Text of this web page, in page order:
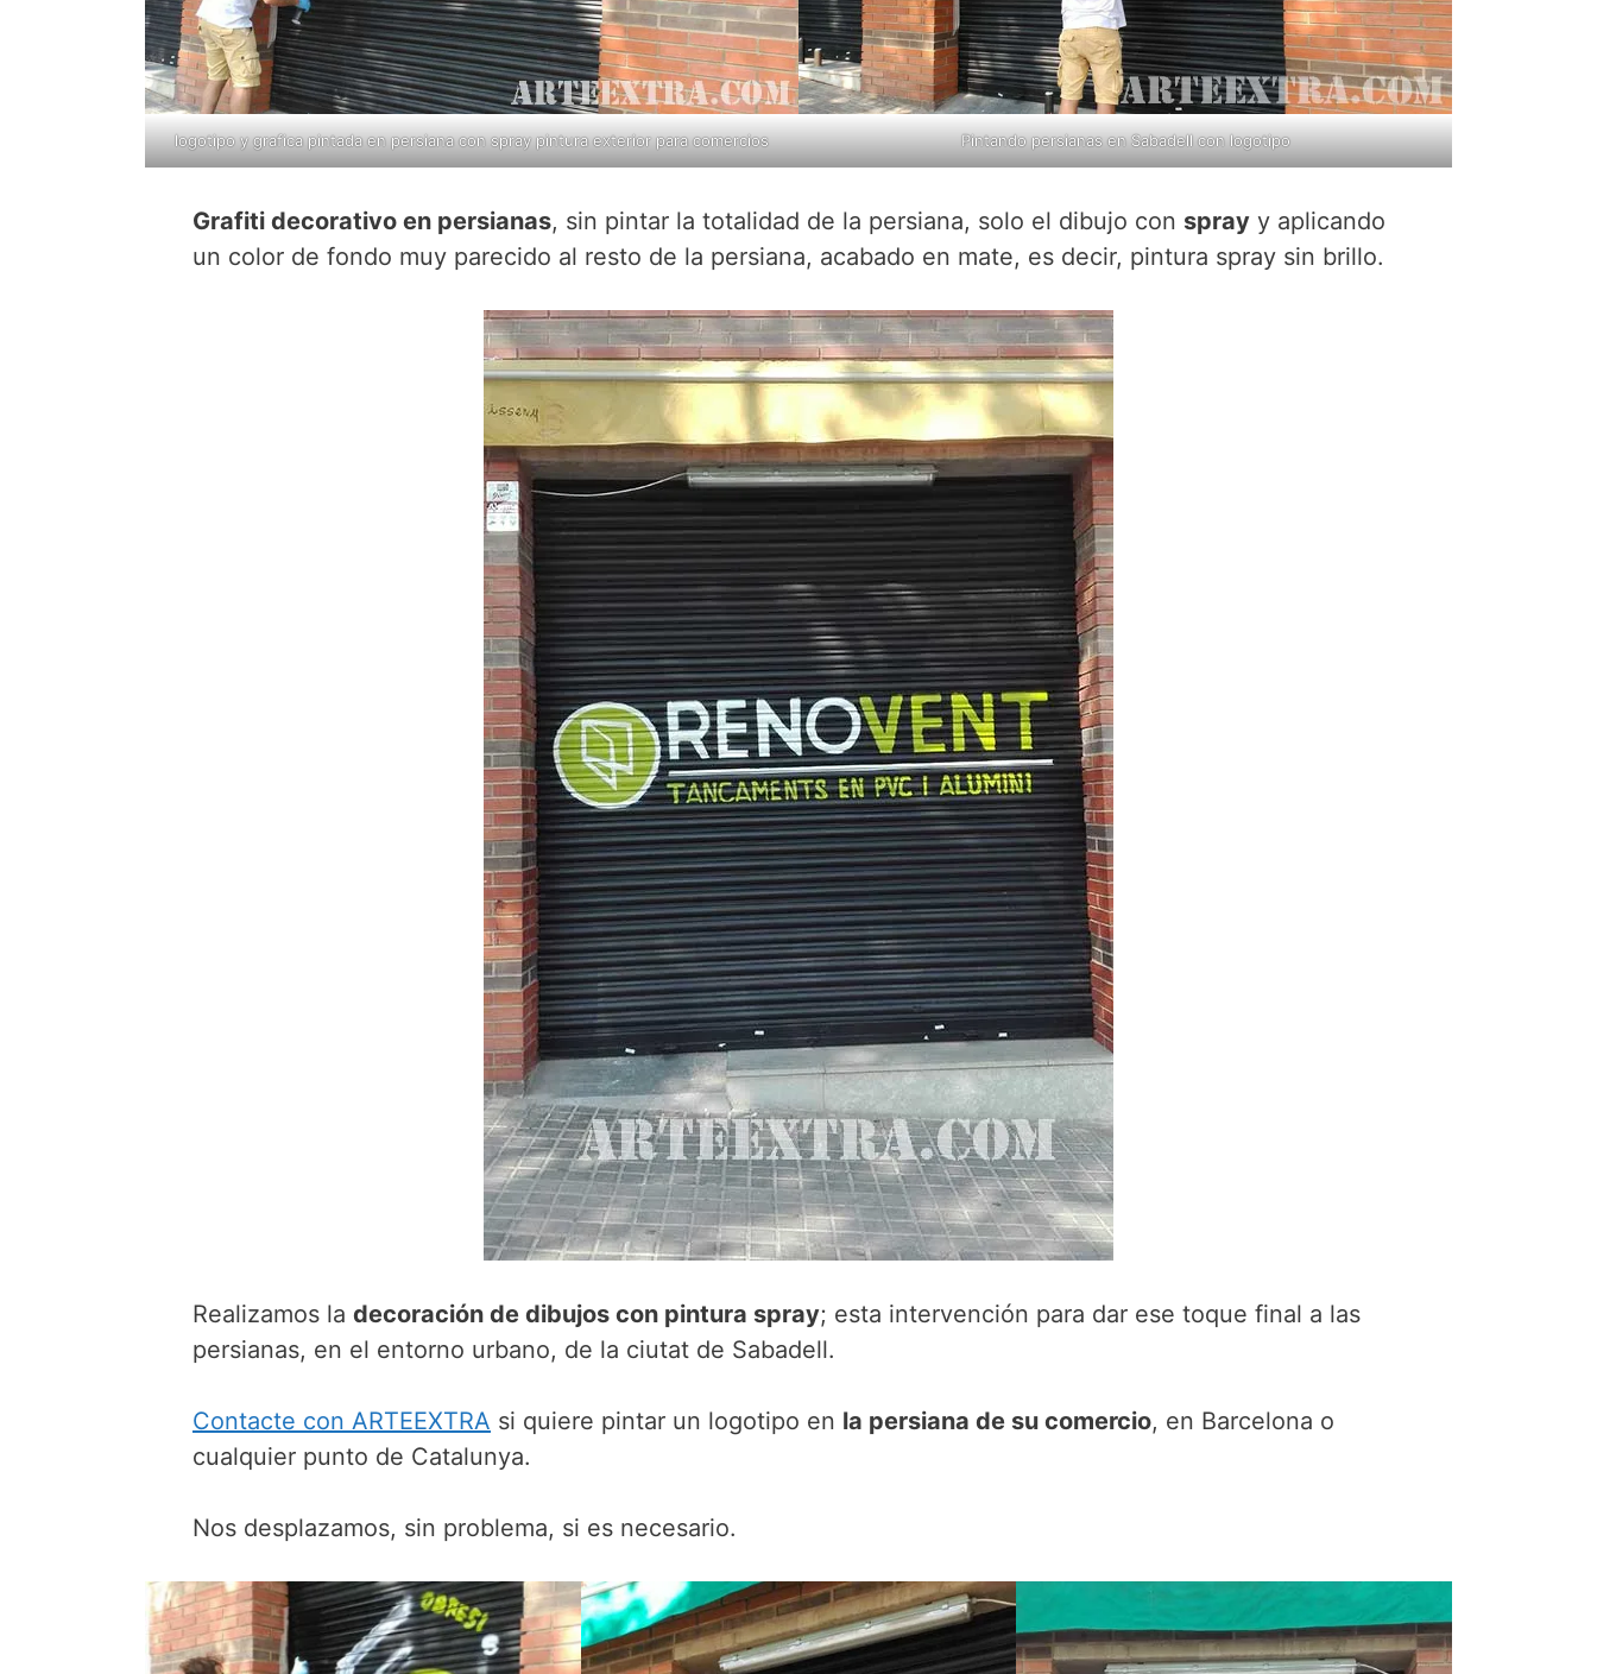
logotipo y grafica pintada en persiana con spray pintura exterior para comercios Pintando persianas en Sabadell con logotipo
Grafiti decorativo en persianas, sin pintar la totalidad de la persiana, solo el dibujo con spray y aplicando
un color de fondo muy parecido al resto de la persiana, acabado en mate, es decir, pintura spray sin brillo.
Realizamos la decoración de dibujos con pintura spray; esta intervención para dar ese toque final a las
persianas, en el entorno urbano, de la ciutat de Sabadell.
Contacte con ARTEEXTRA si quiere pintar un logotipo en la persiana de su comercio, en Barcelona o
cualquier punto de Catalunya.
Nos desplazamos, sin problema, si es necesario.